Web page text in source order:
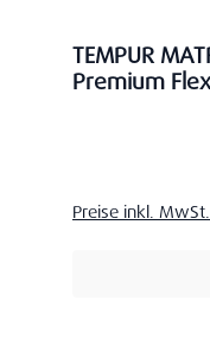
TEMPUR
Premium Flex
Preise inkl.